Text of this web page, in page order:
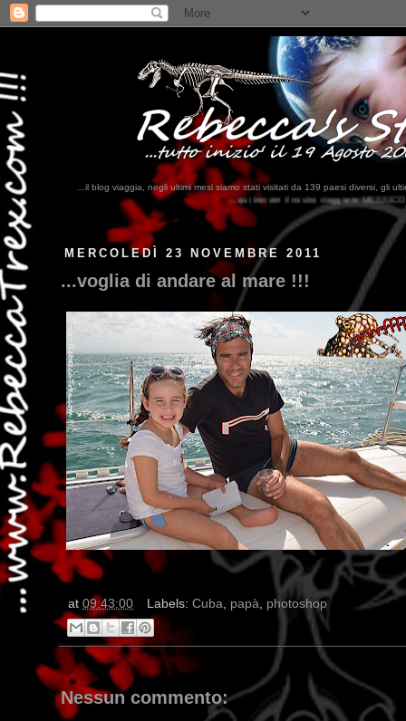
...il blog viaggia, negli ultimi mesi siamo stati visitati da 139 paesi diversi, gli
...qui trovate il nostro viaggio in MESSICO 2023...clikka qui !!!
MERCOLEDÌ 23 NOVEMBRE 2011
...voglia di andare al mare !!!
at 09:43:00 Labels: Cuba, papà, photoshop
Nessun commento: